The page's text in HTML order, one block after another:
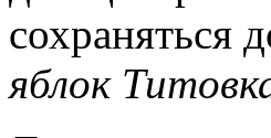
сохраняться
яблок